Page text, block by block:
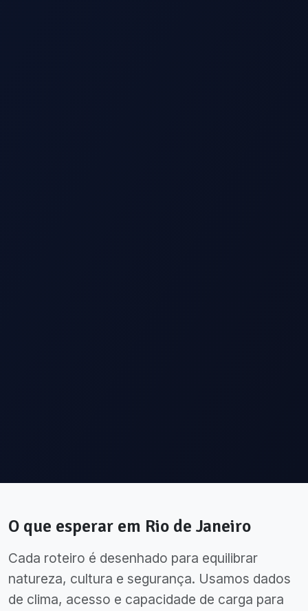
O que esperar em Rio de Janeiro
Cada roteiro é desenhado para equilibrar
natureza, cultura e segurança. Usamos dados
de clima, acesso e capacidade de carga para